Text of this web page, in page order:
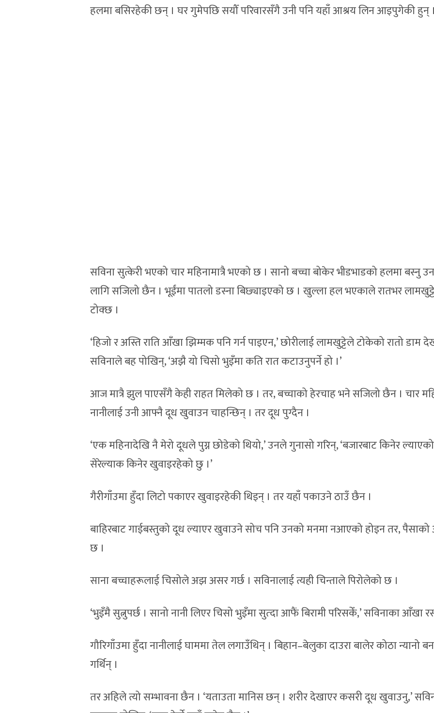
हलमा बसिरहेकी छन् । घर गुमेपछि सयौँ परिवारसँगै उनी पनि यहाँ आश्रय लिन आइपुगेकी हुन्
सविना सुत्केरी भएको चार महिनामात्रै भएको छ । सानो बच्चा बोकेर भीडभाडको हलमा बस्नु
लागि सजिलो छैन । भूईंमा पातलो डस्ना बिछ्याइएको छ । खुल्ला हल भएकाले रातभर
टोक्छ ।
‘हिजो र अस्ति राति आँखा झिम्मक पनि गर्न पाइएन,’ छोरीलाई लामखुट्टेले टोकेको रातो डाम
सविनाले बह पोखिन्, ‘अझै यो चिसो भुइँमा कति रात कटाउनुपर्ने हो ।’
आज मात्रै झुल पाएसँगै केही राहत मिलेको छ । तर, बच्चाको हेरचाह भने सजिलो छैन । चार
नानीलाई उनी आफ्नै दूध खुवाउन चाहन्छिन् । तर दूध पुग्दैन ।
‘एक महिनादेखि नै मेरो दूधले पुग्न छोडेको थियो,’ उनले गुनासो गरिन्, ‘बजारबाट किनेर ल्याएको
सेरेल्याक किनेर खुवाइरहेको छु ।’
गैरीगाँउमा हुँदा लिटो पकाएर खुवाइरहेकी थिइन् । तर यहाँ पकाउने ठाउँ छैन ।
बाहिरबाट गाईबस्तुको दूध ल्याएर खुवाउने सोच पनि उनको मनमा नआएको होइन तर,
छ ।
साना बच्चाहरूलाई चिसोले अझ असर गर्छ । सविनालाई त्यही चिन्ताले पिरोलेको छ ।
‘भुइँमै सुत्नुपर्छ । सानो नानी लिएर चिसो भुइँमा सुत्दा आफैं बिरामी परिसकेँ,’ सविनाका आँखा
गौरिगाँउमा हुँदा नानीलाई घाममा तेल लगाउँथिन् । बिहान–बेलुका दाउरा बालेर कोठा न्यानो
गर्थिन् ।
तर अहिले त्यो सम्भावना छैन । ‘यताउता मानिस छन् । शरीर देखाएर कसरी दूध खुवाउनु,’